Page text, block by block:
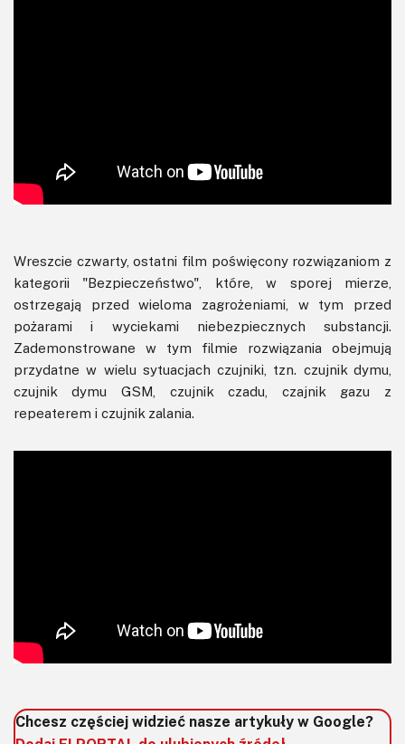
Wreszcie czwarty, ostatni film poświęcony rozwiązaniom z
kategorii "Bezpieczeństwo", które, w sporej mierze,
ostrzegają przed wieloma zagrożeniami, w tym przed
pożarami i wyciekami niebezpiecznych substancji.
Zademonstrowane w tym filmie rozwiązania obejmują
przydatne w wielu sytuacjach czujniki, tzn. czujnik dymu,
czujnik dymu GSM, czujnik czadu, czajnik gazu z
repeaterem i czujnik zalania.
Chcesz częściej widzieć nasze artykuły w Google?